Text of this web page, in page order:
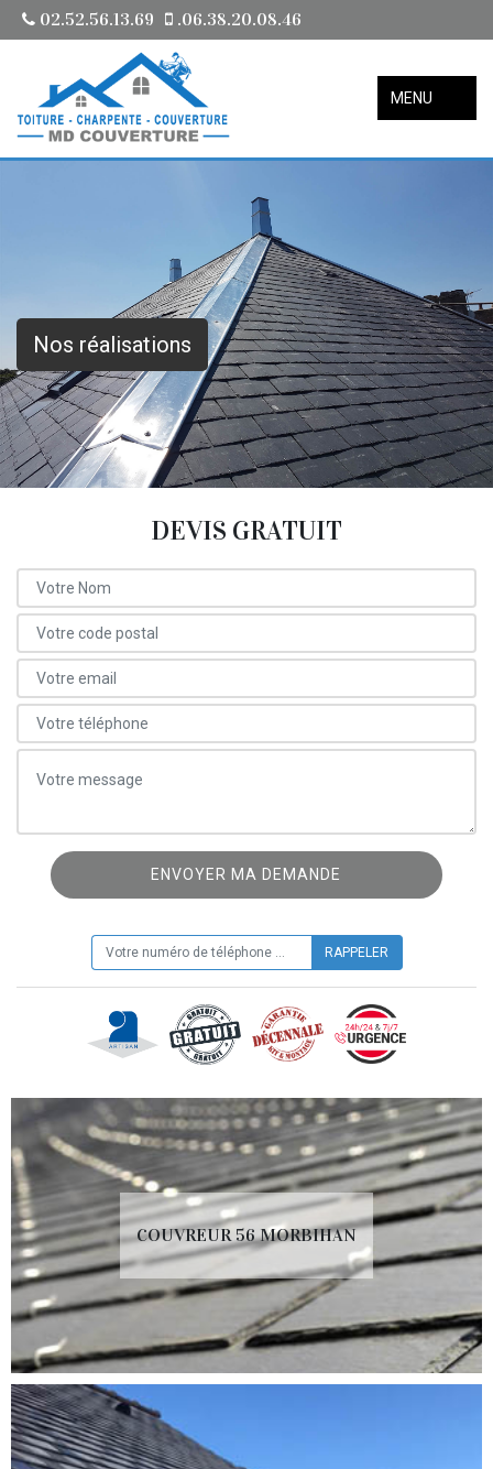
02.52.56.13.69 .06.38.20.08.46
MENU
Nos réalisations
DEVIS GRATUIT
COUVREUR 56 MORBIHAN